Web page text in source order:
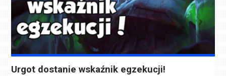
Urgot dostanie wskaźnik egzekucji!